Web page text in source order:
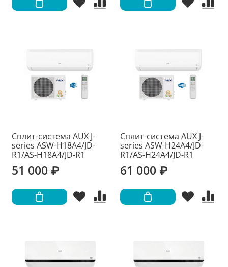
Сплит-система AUX J-
series ASW-H18A4/JD-
R1/AS-H18A4/JD-R1
51 000 ₽
Сплит-система AUX J-
series ASW-H24A4/JD-
R1/AS-H24A4/JD-R1
61 000 ₽